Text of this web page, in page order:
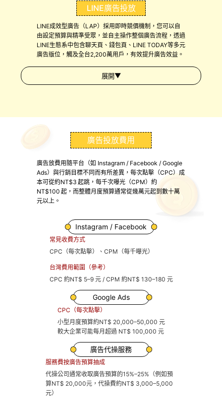
LINE廣告投放
LINE成效型廣告（LAP）採用即時競價機制，您可以自
由設定預算與精準受眾，並自主操作整個廣告流程，透過
LINE生態系中包含聊天頁、錢包頁、LINE TODAY等多元
廣告版位，觸及全台2,200萬用戶，有效提升廣告效益。
展開▼
廣告投放費用
廣告放費用隨平台（如 Instagram / Facebook / Google
Ads）與行銷目標不同而有所差異，每次點擊（CPC）成
本可從約NT$3 起跳，每千次曝光（CPM）約
NT$100 起，而整體月度預算通常從幾萬元起到數十萬
元以上。
Instagram / Facebook
常見收費方式
CPC（每次點擊）、CPM（每千曝光）
台灣費用範圍（參考）
CPC 約NT$ 5–9 元 / CPM 約NT$ 130–180 元
Google Ads
CPC（每次點擊）
小型月度預算約NT$ 20,000–50,000 元
較大企業可能每月超過 NT$ 100,000 元
廣告代操服務
服務費按廣告預算抽成
代操公司通常收取廣告預算的15%–25%（例如預
算NT$ 20,000元，代操費約NT$ 3,000–5,000
元）